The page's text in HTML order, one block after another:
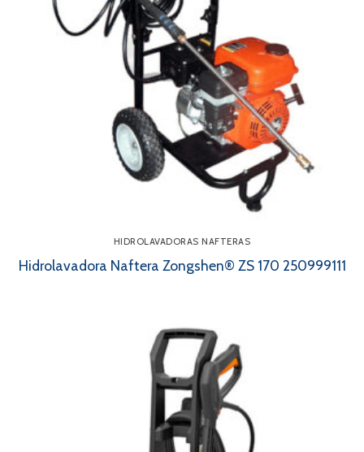
HIDROLAVADORAS NAFTERAS
Hidrolavadora Naftera Zongshen® ZS 170 250999111